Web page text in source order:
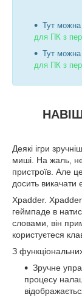
Тут можна
для ПК з
Тут можна
для ПК з
Деякі ігри
миші. На жаль, не
пристроїв. Але
досить викачати
Xpadder.
геймпаде в
словами, він
користуєтеся
З
Зручне
процесу